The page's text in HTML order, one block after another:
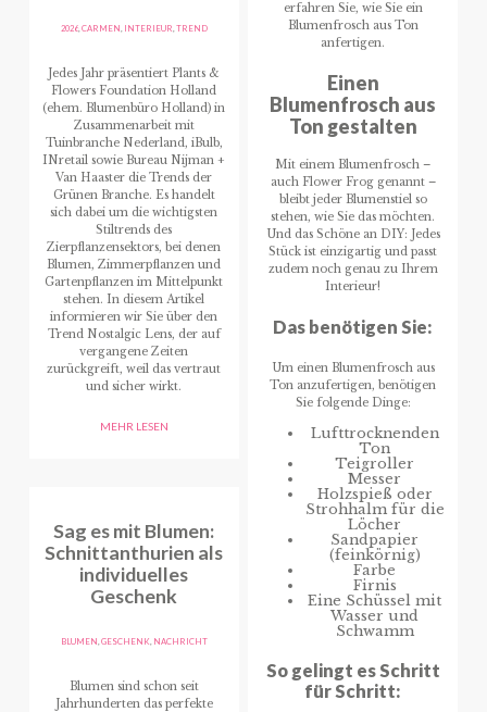
2026, CARMEN INTERIEUR TREND
Jedes Jahr präsentiert Plants &
Flowers Foundation Holland
(ehem. Blumenbüro Holland) in
Zusammenarbeit mit
Tuinbranche Nederland, iBulb,
INretail sowie Bureau Nijman +
Van Haaster die Trends der
Grünen Branche. Es handelt
sich dabei um die wichtigsten
Stiltrends des
Zierpflanzensektors, bei denen
Blumen, Zimmerpflanzen und
Gartenpflanzen im Mittelpunkt
stehen. In diesem Artikel
informieren wir Sie über den
Trend Nostalgic Lens, der auf
vergangene Zeiten
zurückgreift, weil das vertraut
und sicher wirkt.
MEHR LESEN
Sag es mit Blumen:
Schnittanthurien als
individuelles
Geschenk
BLUMEN GESCHENK NACHRICHT
Blumen sind schon seit
Jahrhunderten das perfekte
erfahren Sie, wie Sie ein
Blumenfrosch aus Ton
anfertigen.
Einen
Blumenfrosch aus
Ton gestalten
Mit einem Blumenfrosch –
auch Flower Frog genannt –
bleibt jeder Blumenstiel so
stehen, wie Sie das möchten.
Und das Schöne an DIY: Jedes
Stück ist einzigartig und passt
zudem noch genau zu Ihrem
Interieur!
Das benötigen Sie:
Um einen Blumenfrosch aus
Ton anzufertigen, benötigen
Sie folgende Dinge:
Lufttrocknenden
Ton
Teigroller
Messer
Holzspieß oder
Strohhalm für die
Löcher
Sandpapier
(feinkörnig)
Farbe
Firnis
Eine Schüssel mit
Wasser und
Schwamm
So gelingt es Schritt
für Schritt: